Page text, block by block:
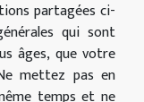
partagées ci-
qui sont
âges, que votre
mettez pas en